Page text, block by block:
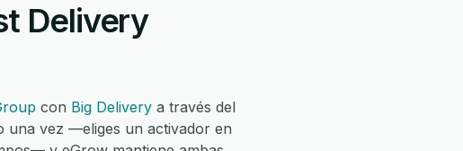
Delivery
con Big Delivery a través del
una vez —eliges un activador en